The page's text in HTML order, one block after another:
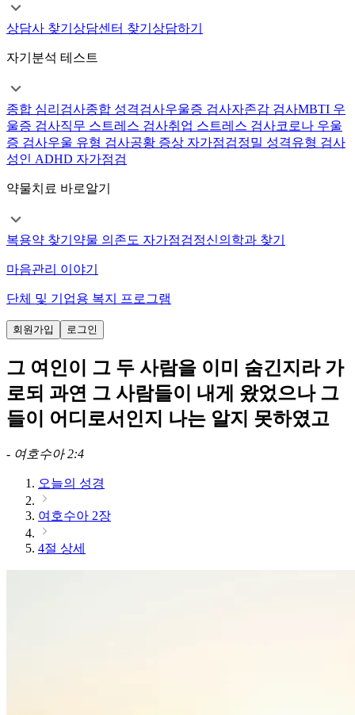
상담사 찾기 상담센터 찾기 상담하기
자기분석 테스트
종합 심리검사종합 성격검사우울증 검사자존감 검사MBTI 우
울증 검사직무 스트레스 검사취업 스트레스 검사코로나 우울
증 검사우울 유형 검사공황 증상 자가점검정밀 성격유형 검사
성인 ADHD 자가점검
약물치료 바로알기
복용약 찾기 약물 의존도 자가점검정신의학과 찾기
마음관리 이야기
단체 및 기업용 복지 프로그램
회원가입 로그인
그 여인이 그 두 사람을 이미 숨긴지라 가
로되 과연 그 사람들이 내게 왔었으나 그
들이 어디로서인지 나는 알지 못하였고
- 여호수아 2:4
오늘의 성경
여호수아 2장
4절 상세